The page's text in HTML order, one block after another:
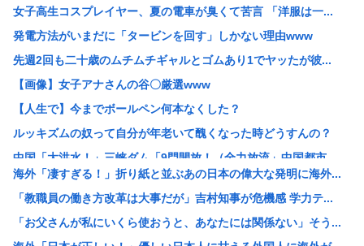
女子高生コスプレイヤー、夏の電車が臭くて苦言 「洋服は一...
発電方法がいまだに「タービンを回す」しかない理由www
先週2回も二十歳のムチムチギャルとゴムあり1でヤッたが彼...
【画像】女子アナさんの谷〇厳選www
【人生で】今までボールペン何本なくした？
ルッキズムの奴って自分が年老いて醜くなった時どうすんの？
中国「大洪水！」三峡ダム「9門開放！（全力放流」中国都市...
靖国神社さん、参拝者に「軍服着用」「コスプレ」を禁止する...
石破茂前総理「ウクライナが核放棄しなければロシア侵攻しな...
【画像】白人女はどうしてデブでもエ口いのか
海外「凄すぎる！」折り紙と並ぶあの日本の偉大な発明に海外...
「教職員の働き方改革は大事だが」吉村知事が危機感 学力テ...
「お父さんが私にいくら使おうと、あなたには関係ない」そう...